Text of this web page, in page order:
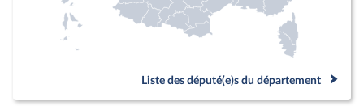
Liste des député(e)s du département